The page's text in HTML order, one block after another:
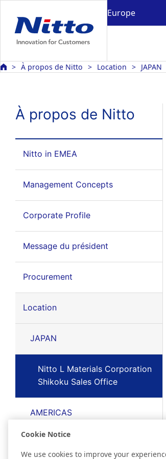
Europe
À propos de Nitto Location JAPAN
À propos de Nitto
Nitto in EMEA
Management Concepts
Corporate Profile
Message du président
Procurement
Location
JAPAN
Nitto L Materials Corporation
Shikoku Sales Office
AMERICAS
Cookie Notice
We use cookies to improve your